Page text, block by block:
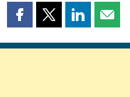
Partager
page
Partager
page
Partager
page page